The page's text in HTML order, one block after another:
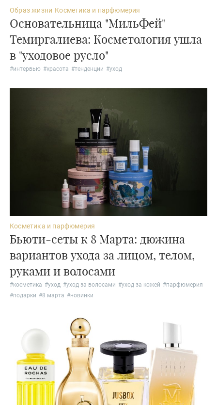
Образ жизни Косметика и парфюмерия
Основательница "МильФей"
Темиргалиева: Косметология ушла
в "уходовое русло"
#интервью #красота #тенденции #уход
Косметика и парфюмерия
Бьюти-сеты к 8 Марта: дюжина
вариантов ухода за лицом, телом,
руками и волосами
#косметика #уход #уход за волосами #уход за кожей #парфюмерия
#подарки #8 марта #новинки